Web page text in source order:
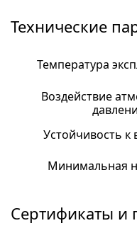
Технические
Температура
Воздействие
Устойчивость к
Минимальная
Сертификаты и